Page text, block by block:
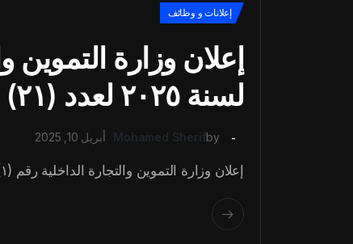
إعلانات و وظائف
لسنة ٢٠٢٥ لعدد (٢١) وظيفة قيادية
by
Mohamed Sherif أبريل 10, 2025
إعلان وزارة التموين والتجارة الداخلية رقم (١) لسنة ٢٠٢٥ لعدد (٢١) وظيفة قيادية